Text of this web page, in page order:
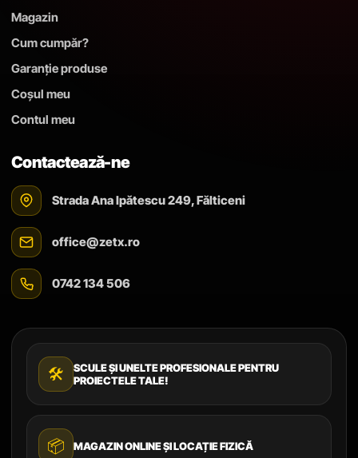
Magazin
Cum cumpăr?
Garanție produse
Coșul meu
Contul meu
Contactează-ne
Strada Ana Ipătescu 249, Fălticeni
office@zetx.ro
0742 134 506
🛠️
SCULE ȘI UNELTE PROFESIONALE PENTRU
PROIECTELE TALE!
📦 MAGAZIN ONLINE ȘI LOCAȚIE FIZICĂ